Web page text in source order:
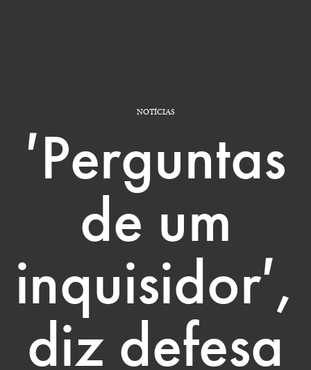
NOTÍCIAS
′Perguntas
de um
inquisidor′,
diz defesa